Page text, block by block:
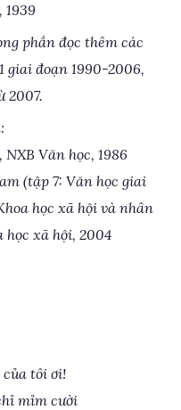
1939
phần đọc thêm các
giai đoạn 1990-2006,
2007.
Văn học, 1986
(tập 7: Văn học giai
học xã hội và nhân
học xã hội, 2004
tôi ơi!
mỉm cười